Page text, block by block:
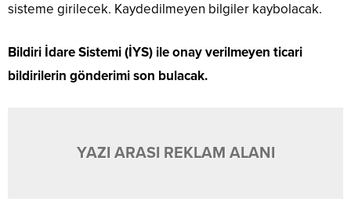
sisteme girilecek. Kaydedilmeyen bilgiler kaybolacak.
Bildiri İdare Sistemi (İYS) ile onay verilmeyen ticari
bildirilerin gönderimi son bulacak.
YAZI ARASI REKLAM ALANI